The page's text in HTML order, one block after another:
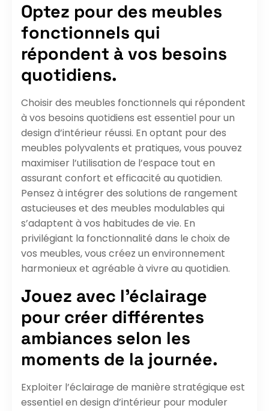
Optez pour des meubles
fonctionnels qui
répondent à vos besoins
quotidiens.
Choisir des meubles fonctionnels qui répondent
à vos besoins quotidiens est essentiel pour un
design d’intérieur réussi. En optant pour des
meubles polyvalents et pratiques, vous pouvez
maximiser l’utilisation de l’espace tout en
assurant confort et efficacité au quotidien.
Pensez à intégrer des solutions de rangement
astucieuses et des meubles modulables qui
s’adaptent à vos habitudes de vie. En
privilégiant la fonctionnalité dans le choix de
vos meubles, vous créez un environnement
harmonieux et agréable à vivre au quotidien.
Jouez avec l’éclairage
pour créer différentes
ambiances selon les
moments de la journée.
Exploiter l’éclairage de manière stratégique est
essentiel en design d’intérieur pour moduler